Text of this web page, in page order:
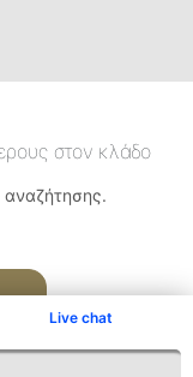
Live chat
στον κλάδο
αναζήτησης.